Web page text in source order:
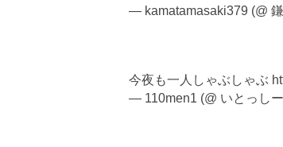
— kamatamasaki379 (@
今夜も一人しゃぶしゃぶ
— 110men1 (@ いとっし